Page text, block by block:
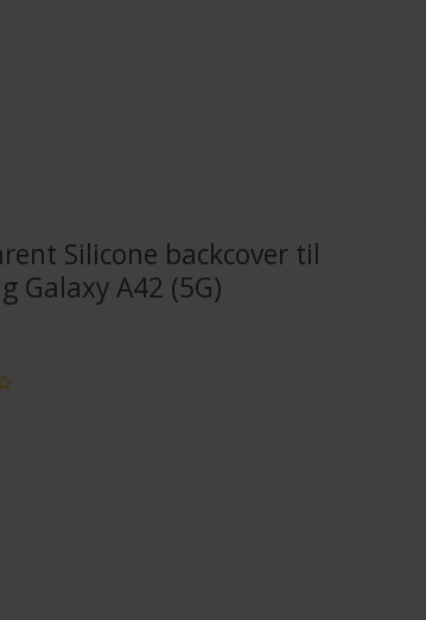
Silicone backcover til
Galaxy A42 (5G)